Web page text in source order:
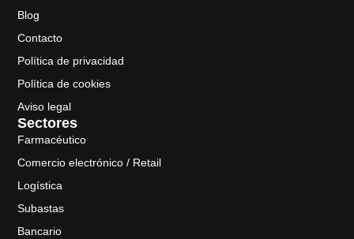
Blog
Contacto
Política de privacidad
Política de cookies
Aviso legal
Sectores
Farmacéutico
Comercio electrónico / Retail
Logística
Subastas
Bancario